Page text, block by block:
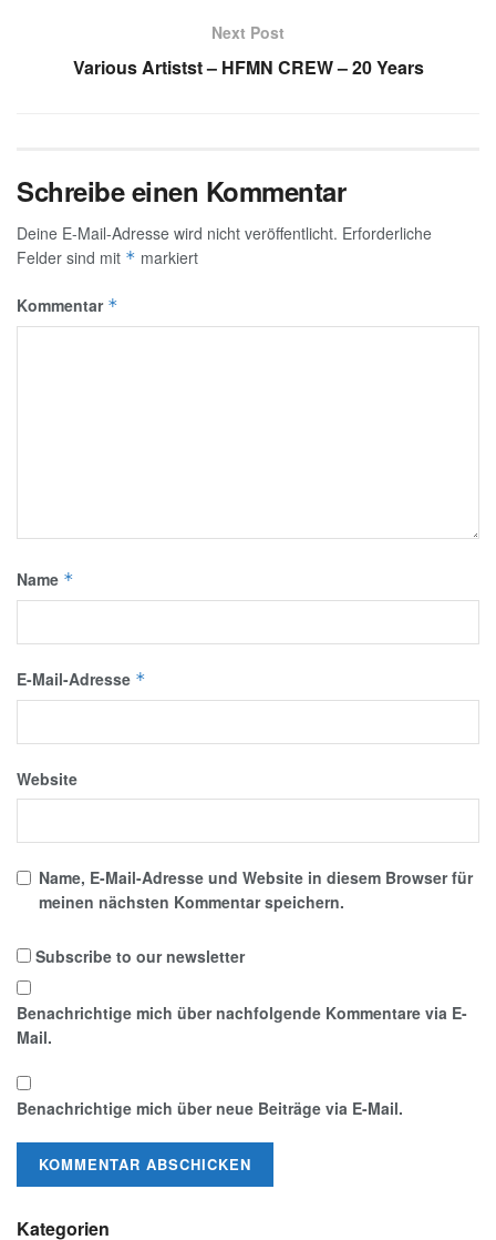
Next Post
Various Artistst – HFMN CREW – 20 Years
Schreibe einen Kommentar
Deine E-Mail-Adresse wird nicht veröffentlicht. Erforderliche
Felder sind mit * markiert
Kommentar *
Name *
E-Mail-Adresse *
Website
Name, E-Mail-Adresse und Website in diesem Browser für
meinen nächsten Kommentar speichern.
Subscribe to our newsletter
Benachrichtige mich über nachfolgende Kommentare via E-
Mail.
Benachrichtige mich über neue Beiträge via E-Mail.
Kategorien